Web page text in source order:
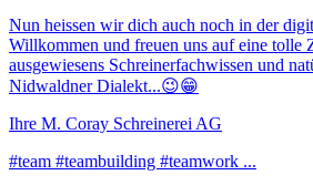
Nun heissen wir dich auch noch in der
Willkommen und freuen uns auf eine tolle
ausgewiesens Schreinerfachwissen und
Nidwaldner Dialekt...😉😁
Ihre M. Coray Schreinerei AG
#team #teambuilding #teamwork ...